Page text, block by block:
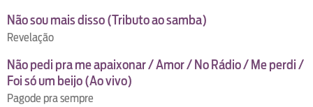
Não sou mais disso (Tributo ao samba)
Revelação
Não pedi pra me apaixonar / Amor / No Rádio / Me perdi /
Foi só um beijo (Ao vivo)
Pagode pra sempre